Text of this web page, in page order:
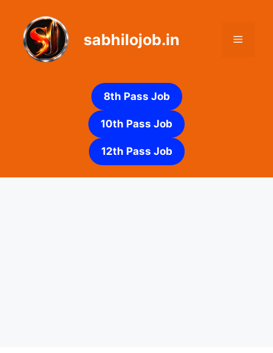
content
sabhilojob.in Menu
8th Pass Job
10th Pass Job
12th Pass Job